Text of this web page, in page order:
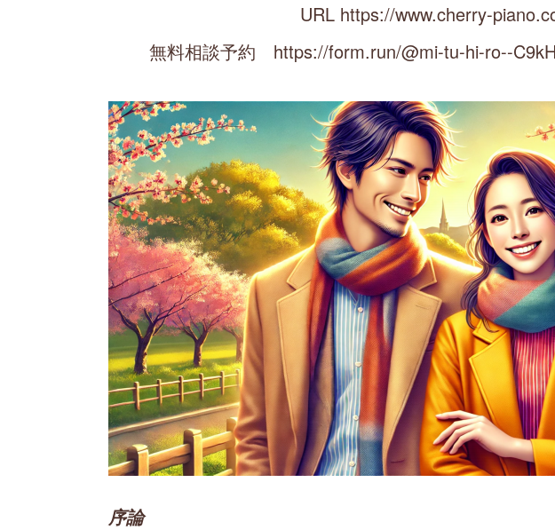
URL https://www.cherry-
無料相談予約 https://form.run/@mi-tu-hi-ro--
序論